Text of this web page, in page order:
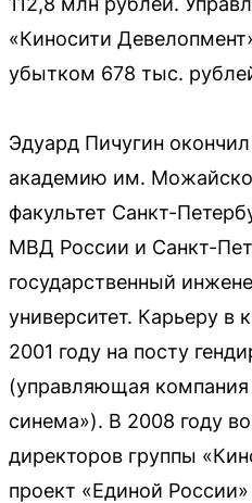
«Киносити
убытком 678 тыс.
Эдуард Пичугин
академию им.
факультет Санкт-
МВД России и Санкт-
государственный
университет. Карьеру в
2001 году на посту
(управляющая компания
синема»). В 2008 году
директоров группы
проект «Единой